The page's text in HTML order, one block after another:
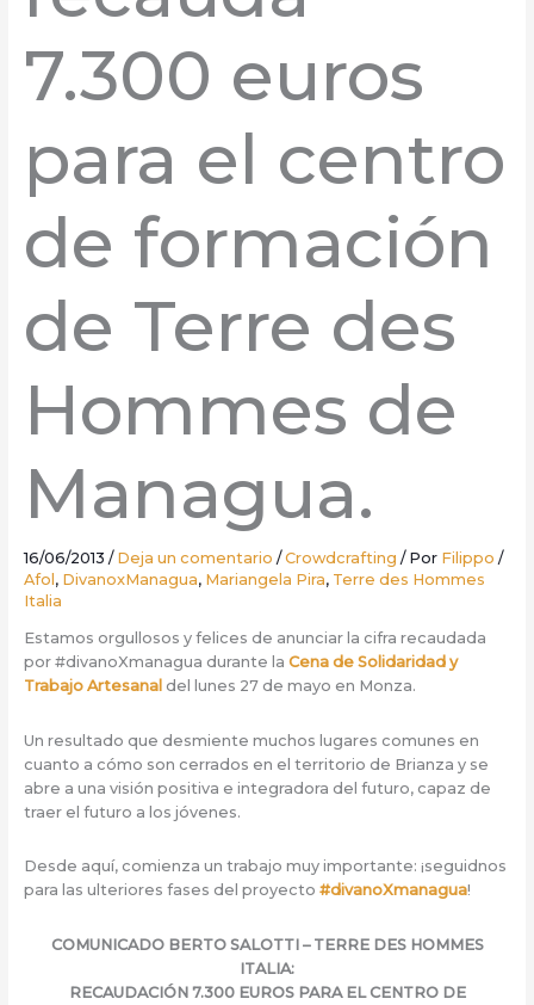
7.300 euros
para el centro
de formación
de Terre des
Hommes de
Managua.
16/06/2013 / Deja un comentario /Crowdcrafting / Por Filippo /
Afol, DivanoxManagua, Mariangela Pira, Terre des Hommes
Italia
Estamos orgullosos y felices de anunciar la cifra recaudada
por #divanoXmanagua durante la Cena de Solidaridad y
Trabajo Artesanal del lunes 27 de mayo en Monza.
Un resultado que desmiente muchos lugares comunes en
cuanto a cómo son cerrados en el territorio de Brianza y se
abre a una visión positiva e integradora del futuro, capaz de
traer el futuro a los jóvenes.
Desde aquí, comienza un trabajo muy importante: ¡seguidnos
para las ulteriores fases del proyecto #divanoXmanagua!
COMUNICADO BERTO SALOTTI – TERRE DES HOMMES
ITALIA:
RECAUDACIÓN 7.300 EUROS PARA EL CENTRO DE